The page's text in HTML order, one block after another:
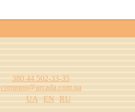
380 44 502-33-35
common@arcada.com.ua
UA
EN
RU